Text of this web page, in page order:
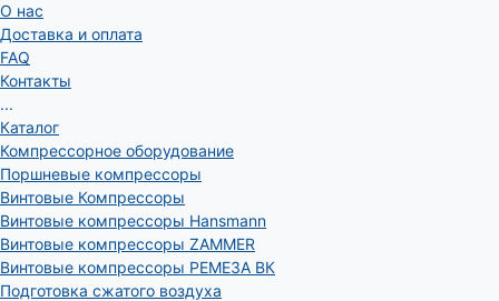
О нас
Доставка и оплата
FAQ
Контакты
...
Каталог
Компрессорное оборудование
Поршневые компрессоры
Винтовые Компрессоры
Винтовые компрессоры Hansmann
Винтовые компрессоры ZAMMER
Винтовые компрессоры РЕМЕЗА ВК
Подготовка сжатого воздуха